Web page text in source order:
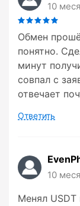
10
Обмен
понятно.
минут
совпал с
отвечает
Ответить
10
Менял USDT